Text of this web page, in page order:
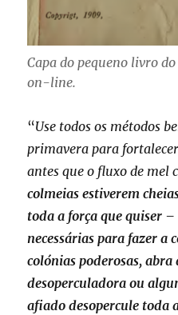
Capa do pequeno livro
on-line.
“Use todos os métodos
primavera para
antes que o fluxo de mel
colmeias estiverem
toda a força que quiser –
necessárias para fazer a
colónias poderosas, abra
desoperculadora ou
afiado desopercule toda